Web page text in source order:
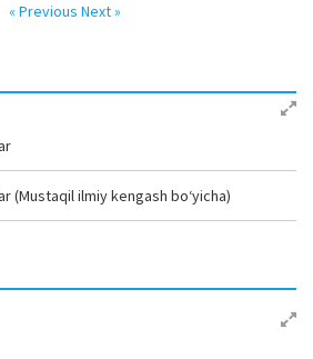
« Previous Next »
(Mustaqil ilmiy kengash bo‘yicha)